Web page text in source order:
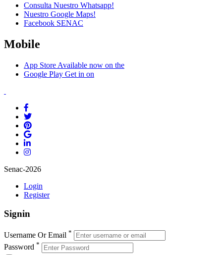
Consulta Nuestro Whatsapp!
Nuestro Google Maps!
Facebook SENAC
Mobile
App Store Available now on the
Google Play Get in on
Senac-2026
Login
Register
Signin
Username Or Email *
Password *